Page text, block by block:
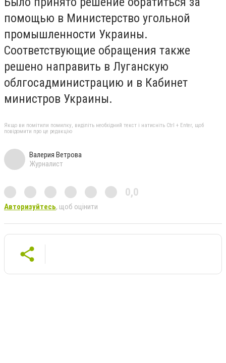
помощью в Министерство угольной
промышленности Украины.
Соответствующие обращения также
решено направить в Луганскую
облгосадминистрацию и в Кабинет
министров Украины.
Якщо ви помітили помилку, виділіть необхідний текст і натисніть Ctrl + Enter, щоб
повідомити про це редакцію
Валерия Ветрова
Журналист
0,0
Авторизуйтесь, щоб оцінити